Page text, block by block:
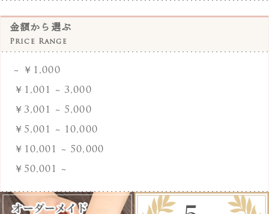
グレーオニキス
ゴールドストーン
ゴールドルチルクォーツ
サンストーン
サードオニキス
シトリン
金額から選ぶ
Price Range
~ ￥1,000
￥1,001 ~ 3,000
￥3,001 ~ 5,000
￥5,001 ~ 10,000
￥10,001 ~ 50,000
￥50,001 ~